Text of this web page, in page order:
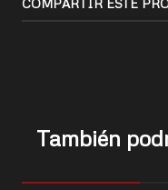
COMPARTIR ESTE
También